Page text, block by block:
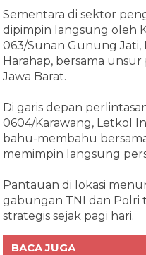
Sementara di sektor
dipimpin langsung oleh
063/Sunan Gunung Jati,
Harahap, bersama
Jawa Barat.
Di garis depan
0604/Karawang, Letkol
bahu-membahu
memimpin langsung
Pantauan di lokasi
gabungan TNI dan Polri
strategis sejak pagi hari.
BACA JUGA